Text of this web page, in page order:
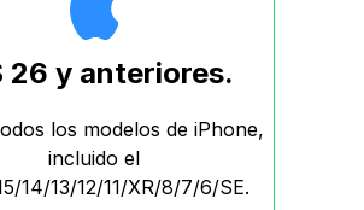
26 y anteriores.
los modelos de iPhone,
incluido el
14/13/12/11/XR/8/7/6/SE.